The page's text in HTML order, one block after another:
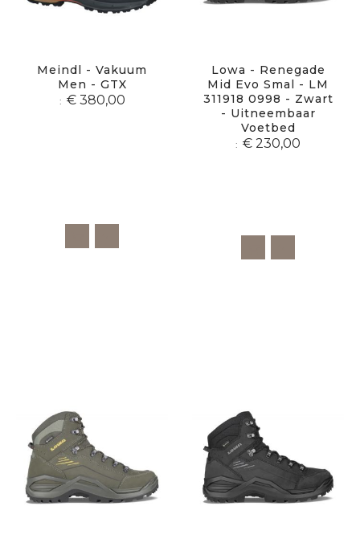
Meindl - Vakuum
Men - GTX
€ 380,00
Lowa - Renegade
Mid Evo Smal - LM
311918 0998 - Zwart
- Uitneembaar
Voetbed
€ 230,00